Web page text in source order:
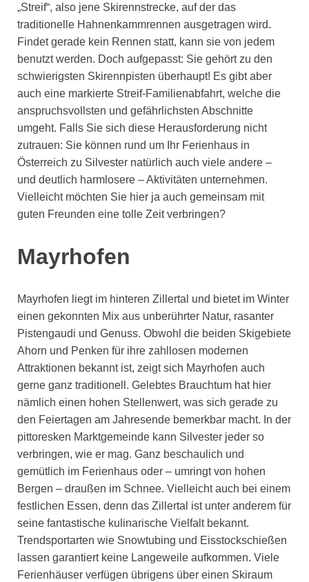
„Streif“, also jene Skirennstrecke, auf der das
traditionelle Hahnenkammrennen ausgetragen wird.
Findet gerade kein Rennen statt, kann sie von jedem
benutzt werden. Doch aufgepasst: Sie gehört zu den
schwierigsten Skirennpisten überhaupt! Es gibt aber
auch eine markierte Streif-Familienabfahrt, welche die
anspruchsvollsten und gefährlichsten Abschnitte
umgeht. Falls Sie sich diese Herausforderung nicht
zutrauen: Sie können rund um Ihr Ferienhaus in
Österreich zu Silvester natürlich auch viele andere –
und deutlich harmlosere – Aktivitäten unternehmen.
Vielleicht möchten Sie hier ja auch gemeinsam mit
guten Freunden eine tolle Zeit verbringen?
Mayrhofen
Mayrhofen liegt im hinteren Zillertal und bietet im Winter
einen gekonnten Mix aus unberührter Natur, rasanter
Pistengaudi und Genuss. Obwohl die beiden Skigebiete
Ahorn und Penken für ihre zahllosen modernen
Attraktionen bekannt ist, zeigt sich Mayrhofen auch
gerne ganz traditionell. Gelebtes Brauchtum hat hier
nämlich einen hohen Stellenwert, was sich gerade zu
den Feiertagen am Jahresende bemerkbar macht. In der
pittoresken Marktgemeinde kann Silvester jeder so
verbringen, wie er mag. Ganz beschaulich und
gemütlich im Ferienhaus oder – umringt von hohen
Bergen – draußen im Schnee. Vielleicht auch bei einem
festlichen Essen, denn das Zillertal ist unter anderem für
seine fantastische kulinarische Vielfalt bekannt.
Trendsportarten wie Snowtubing und Eisstockschießen
lassen garantiert keine Langeweile aufkommen. Viele
Ferienhäuser verfügen übrigens über einen Skiraum